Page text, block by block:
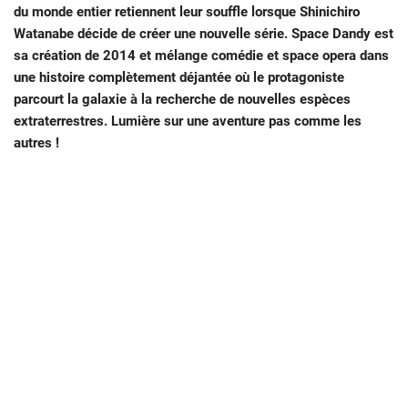
du monde entier retiennent leur souffle lorsque Shinichiro
Watanabe décide de créer une nouvelle série. Space Dandy est
sa création de 2014 et mélange comédie et space opera dans
une histoire complètement déjantée où le protagoniste
parcourt la galaxie à la recherche de nouvelles espèces
extraterrestres. Lumière sur une aventure pas comme les
autres !